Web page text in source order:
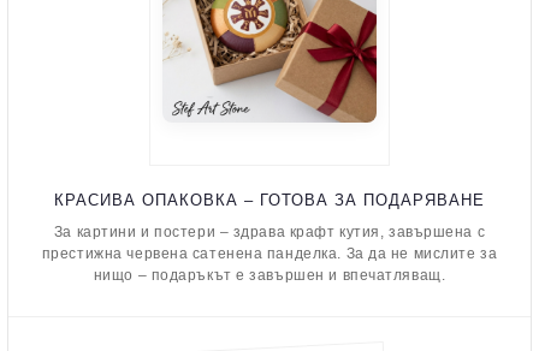
КРАСИВА ОПАКОВКА – ГОТОВА ЗА ПОДАРЯВАНЕ
За картини и постери – здрава крафт кутия, завършена с
престижна червена сатенена панделка. За да не мислите за
нищо – подаръкът е завършен и впечатляващ.